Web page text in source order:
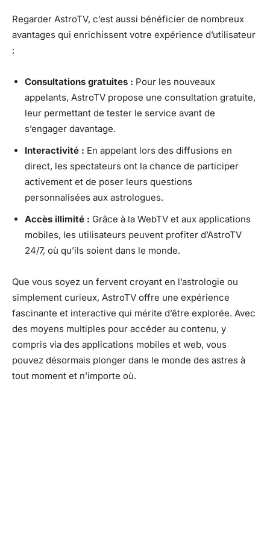
Regarder AstroTV, c’est aussi bénéficier de nombreux
avantages qui enrichissent votre expérience d’utilisateur
:
Consultations gratuites : Pour les nouveaux
appelants, AstroTV propose une consultation gratuite,
leur permettant de tester le service avant de
s’engager davantage.
Interactivité : En appelant lors des diffusions en
direct, les spectateurs ont la chance de participer
activement et de poser leurs questions
personnalisées aux astrologues.
Accès illimité : Grâce à la WebTV et aux applications
mobiles, les utilisateurs peuvent profiter d’AstroTV
24/7, où qu’ils soient dans le monde.
Que vous soyez un fervent croyant en l’astrologie ou
simplement curieux, AstroTV offre une expérience
fascinante et interactive qui mérite d’être explorée. Avec
des moyens multiples pour accéder au contenu, y
compris via des applications mobiles et web, vous
pouvez désormais plonger dans le monde des astres à
tout moment et n’importe où.